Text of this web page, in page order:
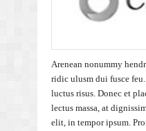
Arenean nonummy
ridic ulusm dui fusce
luctus risus. Donec et
lectus massa, at
elit, in tempor ipsum.